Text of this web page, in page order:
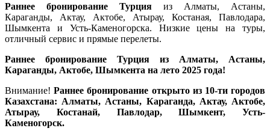
Раннее бронирование Турция из Алматы, Астаны,
Караганды, Актау, Актобе, Атырау, Костаная, Павлодара,
Шымкента и Усть-Каменогорска. Низкие цены на туры,
отличный сервис и прямые перелеты.
Раннее бронирование Турция из Алматы, Астаны,
Караганды, Актобе, Шымкента на лето 2025 года!
Внимание!Раннее бронирование открыто из 10-ти городов
Казахстана: Алматы, Астаны, Караганда, Актау, Актобе,
Атырау, Костанай, Павлодар, Шымкент, Усть-
Каменогорск.